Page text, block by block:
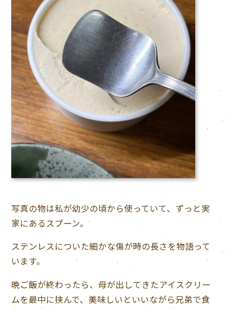
写真の物は私が幼少の頃から使っていて、ずっと実
家にあるスプーン。
ステンレスについた細かな傷が時の長さを物語って
います。
晩ご飯が終わったら、母が出してきたアイスクリー
ムを最中に挟んで、美味しいといいながら兄弟で食